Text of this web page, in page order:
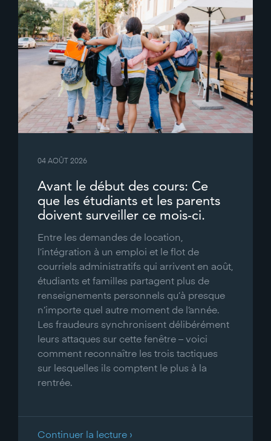
04 AOÛT 2026
Avant le début des cours: Ce
que les étudiants et les parents
doivent surveiller ce mois-ci.
Entre les demandes de location,
l’intégration à un emploi et le flot de
courriels administratifs qui arrivent en août,
étudiants et familles partagent plus de
renseignements personnels qu’à presque
n’importe quel autre moment de l’année.
Les fraudeurs synchronisent délibérément
leurs attaques sur cette fenêtre – voici
comment reconnaître les trois tactiques
sur lesquelles ils comptent le plus à la
rentrée.
Continuer la lecture ›